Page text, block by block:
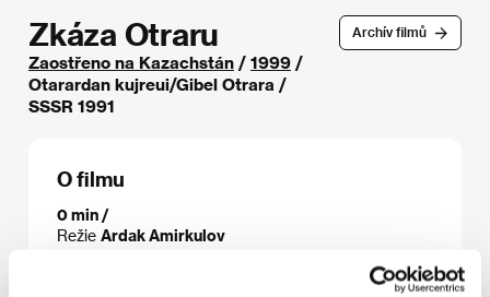
Archív filmů
Zkáza Otraru
Zaostřeno na Kazachstán / 1999 /
Otarardan kujreui/Gibel Otrara /
SSSR 1991
O filmu
0 min /
Režie Ardak Amirkulov